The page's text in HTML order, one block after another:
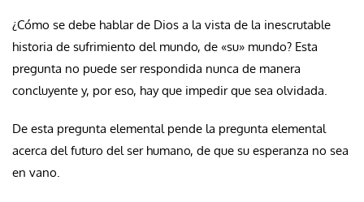
¿Cómo se debe hablar de Dios a la vista de la inescrutable
historia de sufrimiento del mundo, de «su» mundo? Esta
pregunta no puede ser respondida nunca de manera
concluyente y, por eso, hay que impedir que sea olvidada.
De esta pregunta elemental pende la pregunta elemental
acerca del futuro del ser humano, de que su esperanza no sea
en vano.